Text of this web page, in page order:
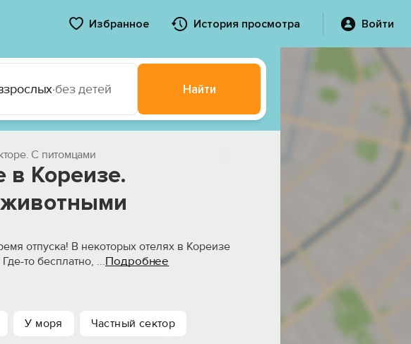
Избранное История просмотра Войти
·без детей Найти
С питомцами
в Кореизе.
отпуска! В некоторых отелях в Кореизе
то бесплатно, ...Подробнее
У моря Частный сектор